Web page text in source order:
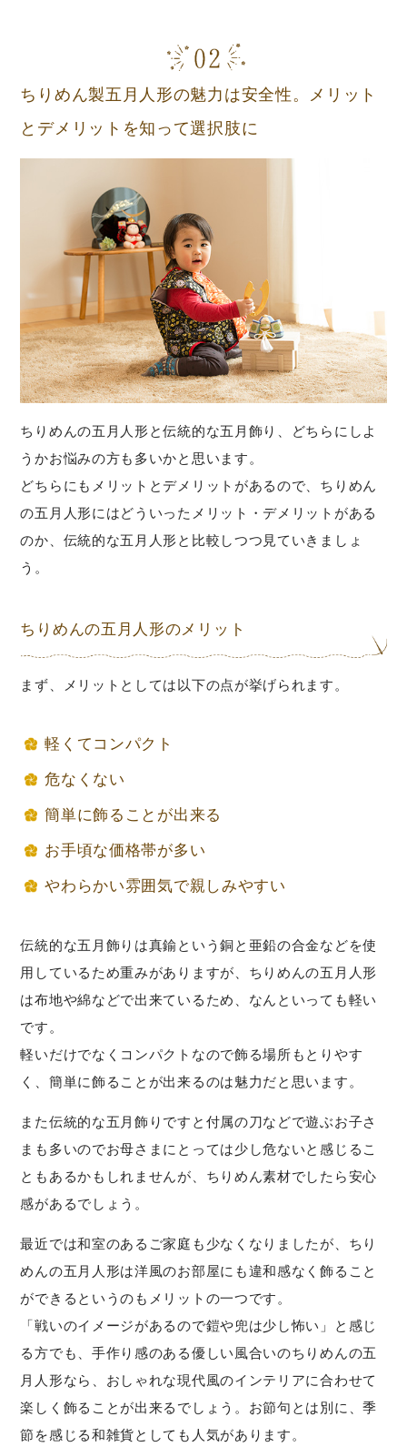
ちりめん製五月人形の魅力は安全性。メリット
とデメリットを知って選択肢に
ちりめんの五月人形と伝統的な五月飾り、どちらにしよ
うかお悩みの方も多いかと思います。
どちらにもメリットとデメリットがあるので、ちりめん
の五月人形にはどういったメリット・デメリットがある
のか、伝統的な五月人形と比較しつつ見ていきましょ
う。
ちりめんの五月人形のメリット
まず、メリットとしては以下の点が挙げられます。
軽くてコンパクト
危なくない
簡単に飾ることが出来る
お手頃な価格帯が多い
やわらかい雰囲気で親しみやすい
伝統的な五月飾りは真鍮という銅と亜鉛の合金などを使
用しているため重みがありますが、ちりめんの五月人形
は布地や綿などで出来ているため、なんといっても軽い
です。
軽いだけでなくコンパクトなので飾る場所もとりやす
く、簡単に飾ることが出来るのは魅力だと思います。
また伝統的な五月飾りですと付属の刀などで遊ぶお子さ
まも多いのでお母さまにとっては少し危ないと感じるこ
ともあるかもしれませんが、ちりめん素材でしたら安心
感があるでしょう。
最近では和室のあるご家庭も少なくなりましたが、ちり
めんの五月人形は洋風のお部屋にも違和感なく飾ること
ができるというのもメリットの一つです。
「戦いのイメージがあるので鎧や兜は少し怖い」と感じ
る方でも、手作り感のある優しい風合いのちりめんの五
月人形なら、おしゃれな現代風のインテリアに合わせて
楽しく飾ることが出来るでしょう。お節句とは別に、季
節を感じる和雑貨としても人気があります。